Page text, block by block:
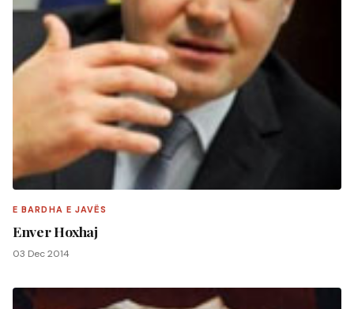
E BARDHA E JAVËS
Enver Hoxhaj
03 Dec 2014